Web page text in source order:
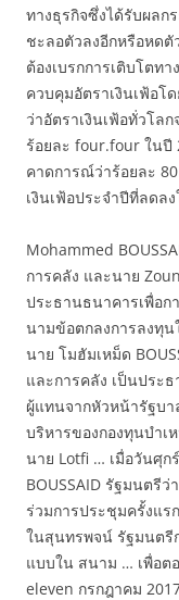
ทางธุรกิจซึ่งได้รับผลก
ชะลอตัวลงอีกหรือหดตั
ต้องเบรกการเติบโตท
ควบคุมอัตราเงินเฟ้อโ
ว่าอัตราเงินเฟ้อทั่วโล
ร้อยละ four.four ในปี
คาดการณ์ว่าร้อยละ
เงินเฟ้อประจำปีที่ลดล
Mohammed
การคลัง และนาย
ประธานธนาคารเพื่อก
นามข้อตกลงการลงทุน
นาย โมฮัมเหม็ด
และการคลัง เป็นประ
ผู้แทนจากหัวหน้ารัฐบ
บริหารของกองทุนบำเ
นาย Lotfi … เมื่อวันศุก
BOUSSAID รัฐมนตรีว่
ร่วมการประชุมครั้งแร
ในสุนทรพจน์ รัฐมนตรี
แบบใน สนาม … เพื่อต
eleven กรกฎาคม